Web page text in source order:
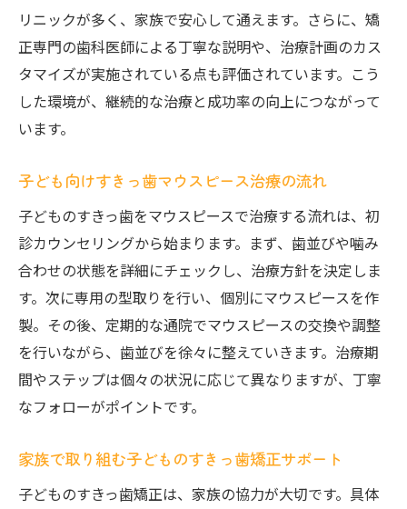
リニックが多く、家族で安心して通えます。さらに、矯
正専門の歯科医師による丁寧な説明や、治療計画のカス
タマイズが実施されている点も評価されています。こう
した環境が、継続的な治療と成功率の向上につながって
います。
子ども向けすきっ歯マウスピース治療の流れ
子どものすきっ歯をマウスピースで治療する流れは、初
診カウンセリングから始まります。まず、歯並びや噛み
合わせの状態を詳細にチェックし、治療方針を決定しま
す。次に専用の型取りを行い、個別にマウスピースを作
製。その後、定期的な通院でマウスピースの交換や調整
を行いながら、歯並びを徐々に整えていきます。治療期
間やステップは個々の状況に応じて異なりますが、丁寧
なフォローがポイントです。
家族で取り組む子どものすきっ歯矯正サポート
子どものすきっ歯矯正は、家族の協力が大切です。具体